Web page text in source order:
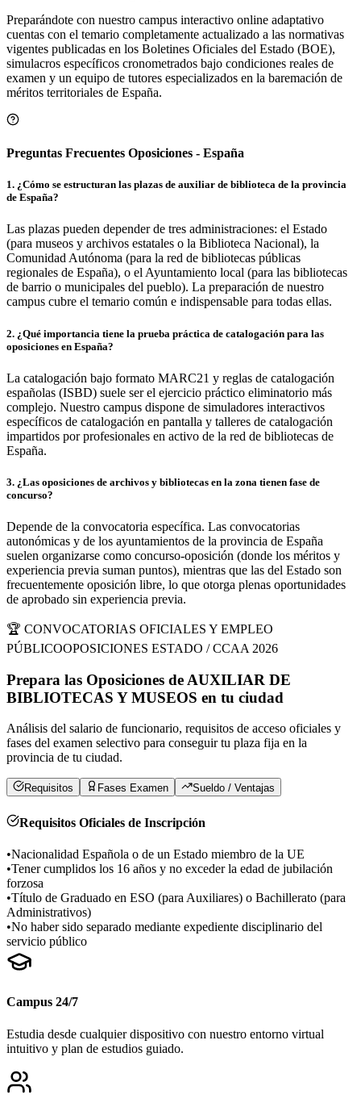
Preparándote con nuestro campus interactivo online adaptativo
cuentas con el temario completamente actualizado a las normativas
vigentes publicadas en los Boletines Oficiales del Estado (BOE),
simulacros específicos cronometrados bajo condiciones reales de
examen y un equipo de tutores especializados en la baremación de
méritos territoriales de España.
Preguntas Frecuentes Oposiciones - España
1. ¿Cómo se estructuran las plazas de auxiliar de biblioteca de la provincia
de España?
Las plazas pueden depender de tres administraciones: el Estado
(para museos y archivos estatales o la Biblioteca Nacional), la
Comunidad Autónoma (para la red de bibliotecas públicas
regionales de España), o el Ayuntamiento local (para las bibliotecas
de barrio o municipales del pueblo). La preparación de nuestro
campus cubre el temario común e indispensable para todas ellas.
2. ¿Qué importancia tiene la prueba práctica de catalogación para las
oposiciones en España?
La catalogación bajo formato MARC21 y reglas de catalogación
españolas (ISBD) suele ser el ejercicio práctico eliminatorio más
complejo. Nuestro campus dispone de simuladores interactivos
específicos de catalogación en pantalla y talleres de catalogación
impartidos por profesionales en activo de la red de bibliotecas de
España.
3. ¿Las oposiciones de archivos y bibliotecas en la zona tienen fase de
concurso?
Depende de la convocatoria específica. Las convocatorias
autonómicas y de los ayuntamientos de la provincia de España
suelen organizarse como concurso-oposición (donde los méritos y
experiencia previa suman puntos), mientras que las del Estado son
frecuentemente oposición libre, lo que otorga plenas oportunidades
de aprobado sin experiencia previa.
🏆 CONVOCATORIAS OFICIALES Y EMPLEO
PÚBLICOOPOSICIONES ESTADO / CCAA 2026
Prepara las Oposiciones de AUXILIAR DE
BIBLIOTECAS Y MUSEOS en tu ciudad
Análisis del salario de funcionario, requisitos de acceso oficiales y
fases del examen selectivo para conseguir tu plaza fija en la
provincia de tu ciudad.
Requisitos Fases Examen Sueldo / Ventajas
Requisitos Oficiales de Inscripción
•Nacionalidad Española o de un Estado miembro de la UE
•Tener cumplidos los 16 años y no exceder la edad de jubilación
forzosa
•Título de Graduado en ESO (para Auxiliares) o Bachillerato (para
Administrativos)
•No haber sido separado mediante expediente disciplinario del
servicio público
Campus 24/7
Estudia desde cualquier dispositivo con nuestro entorno virtual
intuitivo y plan de estudios guiado.